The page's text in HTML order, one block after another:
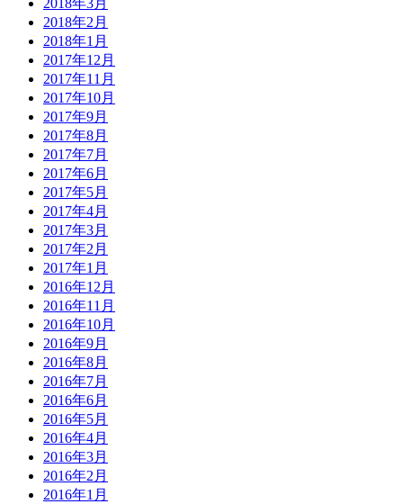
2018年3月
2018年2月
2018年1月
2017年12月
2017年11月
2017年10月
2017年9月
2017年8月
2017年7月
2017年6月
2017年5月
2017年4月
2017年3月
2017年2月
2017年1月
2016年12月
2016年11月
2016年10月
2016年9月
2016年8月
2016年7月
2016年6月
2016年5月
2016年4月
2016年3月
2016年2月
2016年1月